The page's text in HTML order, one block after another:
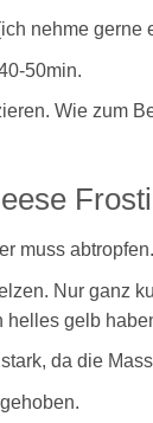
nehme gerne
50min.
Wie zum
muss abtropfen.
Nur ganz
helles gelb
da die